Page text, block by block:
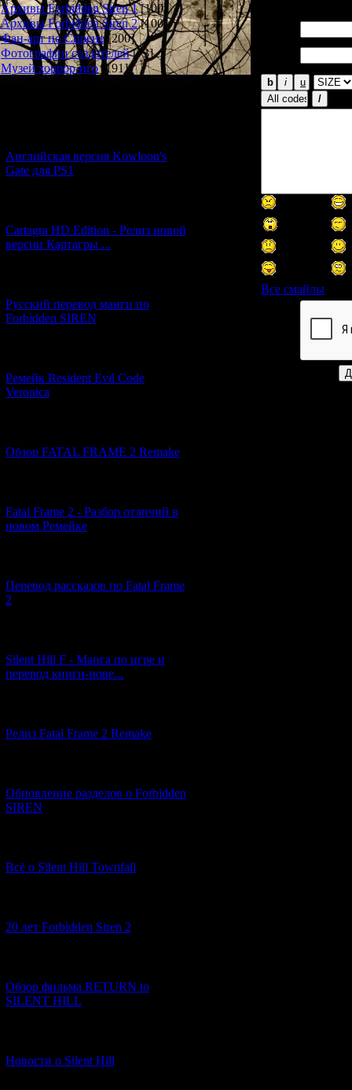
Архивы Forbidden Siren 1 [100]
Архивы Forbidden Siren 2 [100]
Фан-арт по Сирене [200]
Фотографии создателей [73]
Музей хоррор-игр
[191]
Английская версия Kowloon's
Gate для PS1
Cartagra HD Edition - Релиз новой
версии Картагры ...
Русский перевод манги по
Forbidden SIREN
Ремейк Resident Evil Code
Veronica
Обзор FATAL FRAME 2 Remake
Fatal Frame 2 - Разбор отличий в
новом Ремейке
Перевод рассказов по Fatal Frame
2
Silent Hill F - Манга по игре и
перевод книги-нове...
Релиз Fatal Frame 2 Remake
Обновление разделов о Forbidden
SIREN
Всё о Silent Hill Townfall
20 лет Forbidden Siren 2
Обзор фильма RETURN to
SILENT HILL
Новости о Silent Hill
Все смайлы